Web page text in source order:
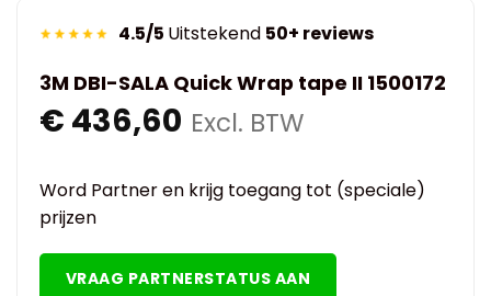
4.5/5 Uitstekend 50+ reviews
3M DBI-SALA Quick Wrap tape II 1500172
€ 436,60 Excl. BTW
Word Partner en krijg toegang tot (speciale)
prijzen
VRAAG PARTNERSTATUS AAN